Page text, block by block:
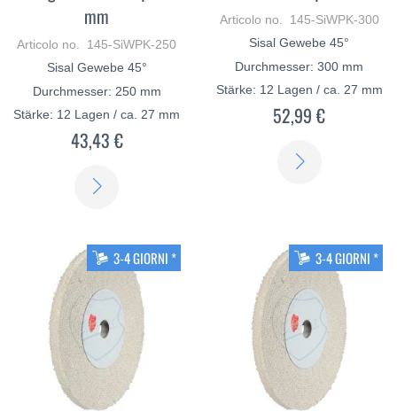
mm
Articolo no. 145-SiWPK-250
Sisal Gewebe 45°
Durchmesser: 250 mm
Stärke: 12 Lagen / ca. 27 mm
43,43 €
Articolo no. 145-SiWPK-300
Sisal Gewebe 45°
Durchmesser: 300 mm
Stärke: 12 Lagen / ca. 27 mm
52,99 €
3-4 GIORNI * 3-4 GIORNI *